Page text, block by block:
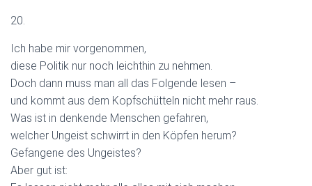
20.
Ich habe mir vorgenommen,
diese Politik nur noch leichthin zu nehmen.
Doch dann muss man all das Folgende lesen –
und kommt aus dem Kopfschütteln nicht mehr raus.
Was ist in denkende Menschen gefahren,
welcher Ungeist schwirrt in den Köpfen herum?
Gefangene des Ungeistes?
Aber gut ist: